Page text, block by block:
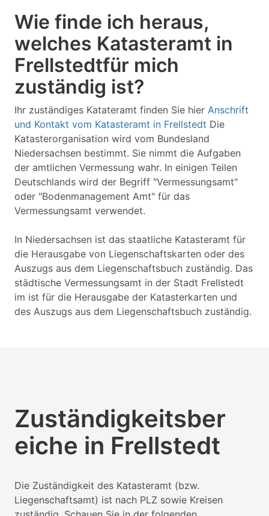
Wie finde ich heraus,
welches Katasteramt in
Frellstedtfür mich
zuständig ist?
Ihr zuständiges Katateramt finden Sie hier Anschrift
und Kontakt vom Katasteramt in Frellstedt Die
Katasterorganisation wird vom Bundesland
Niedersachsen bestimmt. Sie nimmt die Aufgaben
der amtlichen Vermessung wahr. In einigen Teilen
Deutschlands wird der Begriff "Vermessungsamt"
oder "Bodenmanagement Amt" für das
Vermessungsamt verwendet.
In Niedersachsen ist das staatliche Katasteramt für
die Herausgabe von Liegenschaftskarten oder des
Auszugs aus dem Liegenschaftsbuch zuständig. Das
städtische Vermessungsamt in der Stadt Frellstedt
im ist für die Herausgabe der Katasterkarten und
des Auszugs aus dem Liegenschaftsbuch zuständig.
Zuständigkeitsber
eiche in Frellstedt
Die Zuständigkeit des Katasteramt (bzw.
Liegenschaftsamt) ist nach PLZ sowie Kreisen